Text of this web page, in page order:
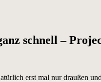
schnell –
erst mal nur draußen